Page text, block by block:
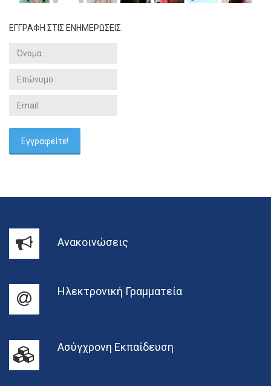
ΕΓΓΡΑΦΗ ΣΤΙΣ ΕΝΗΜΕΡΩΣΕΙΣ.
Ανακοινώσεις
Ηλεκτρονική Γραμματεία
Ασύγχρονη Εκπαίδευση